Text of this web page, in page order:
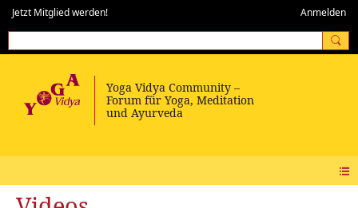
Jetzt Mitglied werden! Anmelden